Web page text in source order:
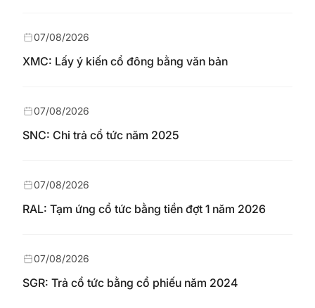
XMC: Lấy ý kiến cổ đông bằng văn bản
07/08/2026
SNC: Chi trả cổ tức năm 2025
07/08/2026
RAL: Tạm ứng cổ tức bằng tiền đợt 1 năm 2026
07/08/2026
SGR: Trả cổ tức bằng cổ phiếu năm 2024
07/08/2026